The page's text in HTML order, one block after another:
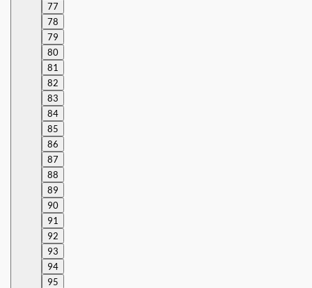
77
78
79
80
81
82
83
84
85
86
87
88
89
90
91
92
93
94
95